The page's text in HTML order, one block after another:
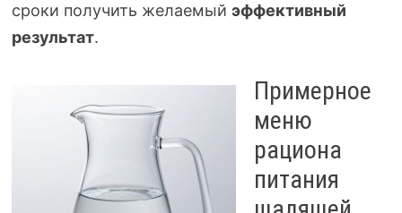
сроки получить желаемый эффективный
результат.
Примерное
меню
рациона
питания